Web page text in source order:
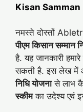
Kisan
नमस्ते दोस्तों
पीएम किसान सम्मान
है. यह जानकारी
सकती है. इस लेख में
निधि योजनासे लाभ
स्कीमका उदेश्य एवं